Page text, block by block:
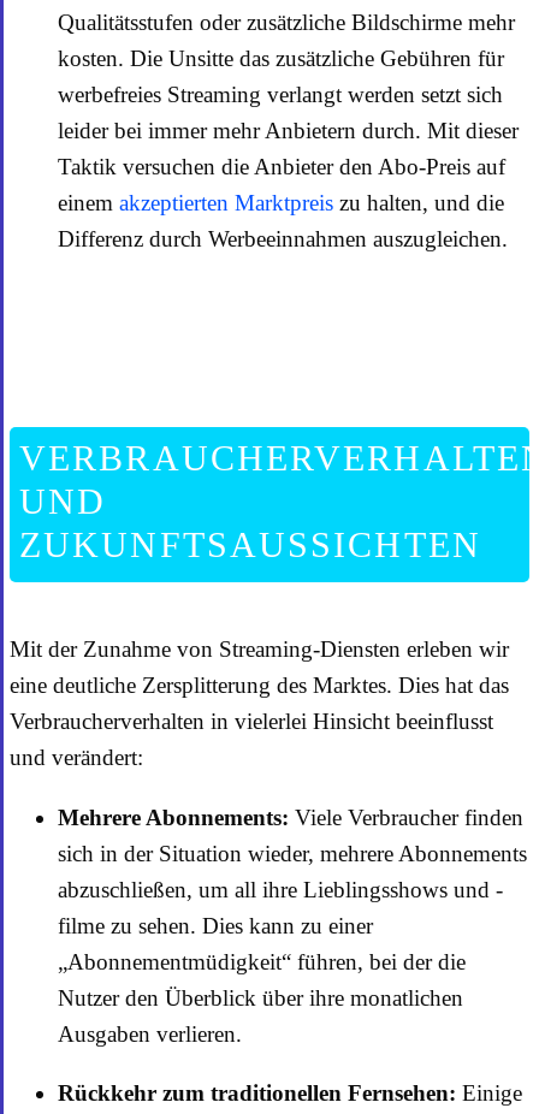
Qualitätsstufen oder zusätzliche Bildschirme mehr
kosten. Die Unsitte das zusätzliche Gebühren für
werbefreies Streaming verlangt werden setzt sich
leider bei immer mehr Anbietern durch. Mit dieser
Taktik versuchen die Anbieter den Abo-Preis auf
einem akzeptierten Marktpreis zu halten, und die
Differenz durch Werbeeinnahmen auszugleichen.
UND
ZUKUNFTSAUSSICHTEN
Mit der Zunahme von Streaming-Diensten erleben wir
eine deutliche Zersplitterung des Marktes. Dies hat das
Verbraucherverhalten in vielerlei Hinsicht beeinflusst
und verändert:
Mehrere Abonnements: Viele Verbraucher finden
sich in der Situation wieder, mehrere Abonnements
abzuschließen, um all ihre Lieblingsshows und -
filme zu sehen. Dies kann zu einer
„Abonnementmüdigkeit“ führen, bei der die
Nutzer den Überblick über ihre monatlichen
Ausgaben verlieren.
Rückkehr zum traditionellen Fernsehen: Einige